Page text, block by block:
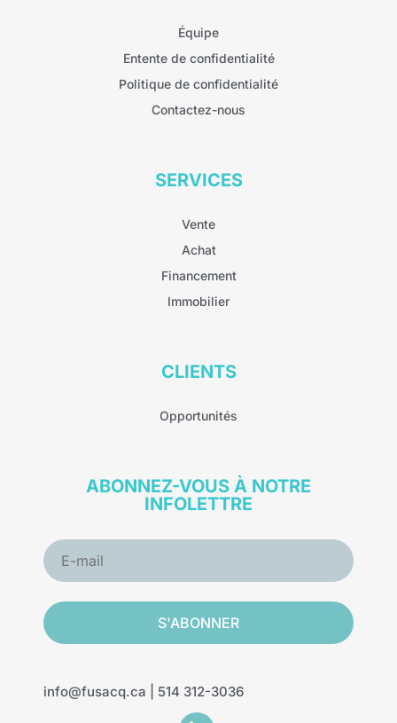
Équipe
Entente de confidentialité
Politique de confidentialité
Contactez-nous
SERVICES
Vente
Achat
Financement
Immobilier
CLIENTS
Opportunités
ABONNEZ-VOUS À NOTRE
INFOLETTRE
S'ABONNER
info@fusacq.ca | 514 312-3036